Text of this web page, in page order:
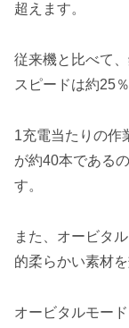
超えます。
従来機と比べて
スピードは約25
1充電当たりの作
が約40本である
す。
また、 オービタ
的柔らかい素材
オービタルモー